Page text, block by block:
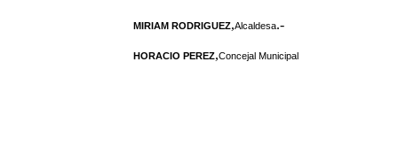
MIRIAM RODRIGUEZ,Alcaldesa.-
HORACIO PEREZ,Concejal Municipal